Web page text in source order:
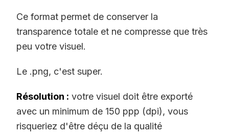
Ce format permet de conserver la
transparence totale et ne compresse que très
peu votre visuel.
Le .png, c'est super.
Résolution : votre visuel doit être exporté
avec un minimum de 150 ppp (dpi), vous
risqueriez d'être déçu de la qualité